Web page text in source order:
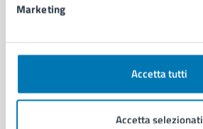
Marketing
Accetta tutti
Accetta selezionati
Aree amministrative
Uffici